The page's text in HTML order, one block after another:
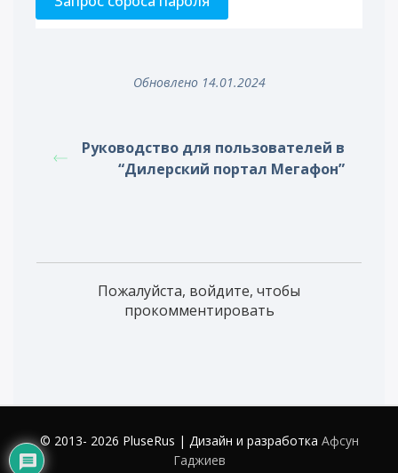
Обновлено 14.01.2024
Руководство для пользователей в
“Дилерский портал Мегафон”
Пожалуйста, войдите, чтобы
прокомментировать
© 2013- 2026 PluseRus | Дизайн и разработка Афсун
Гаджиев